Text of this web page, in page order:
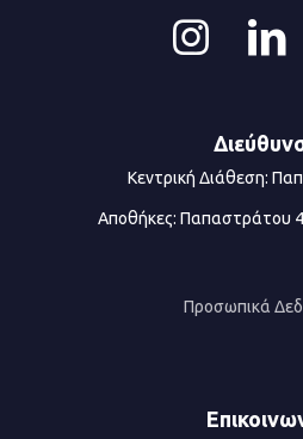
Κεντρική Διάθεση:
Αποθήκες: Παπαστράτου
Προσωπικά